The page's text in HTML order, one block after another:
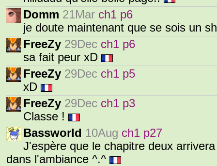
Domm 21Mar ch1 p6
je doute maintenant que se sois un
FreeZy 29Dec ch1 p6
sa fait peur xD
FreeZy 29Dec ch1 p5
xD
FreeZy 29Dec ch1 p3
Classe !
Bassworld 10Aug ch1 p27
J'espère que le chapitre deux
dans l'ambiance ^.^